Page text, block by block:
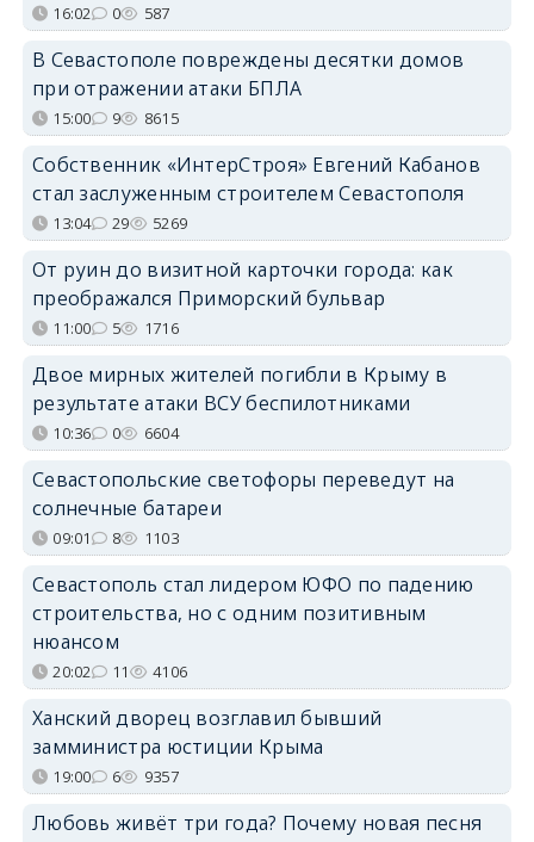
16:02 0 587
В Севастополе повреждены десятки домов
при отражении атаки БПЛА
15:00 9 8615
Собственник «ИнтерСтроя» Евгений Кабанов
стал заслуженным строителем Севастополя
13:04 29 5269
От руин до визитной карточки города: как
преображался Приморский бульвар
11:00 5 1716
Двое мирных жителей погибли в Крыму в
результате атаки ВСУ беспилотниками
10:36 0 6604
Севастопольские светофоры переведут на
солнечные батареи
09:01 8 1103
Севастополь стал лидером ЮФО по падению
строительства, но с одним позитивным
нюансом
20:02 11 4106
Ханский дворец возглавил бывший
замминистра юстиции Крыма
19:00 6 9357
Любовь живёт три года? Почему новая песня